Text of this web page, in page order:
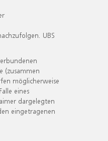
UBS
(zusammen
möglicherweise
eines
dargelegten
eingetragenen